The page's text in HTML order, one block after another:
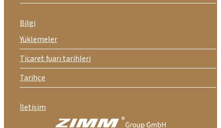
Bilgi
Yüklemeler
Ticaret fuarı tarihleri
Tarihçe
İletişim